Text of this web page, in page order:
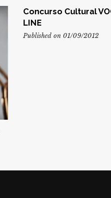
Concurso Cultural
LINE
Published on 01/09/2012